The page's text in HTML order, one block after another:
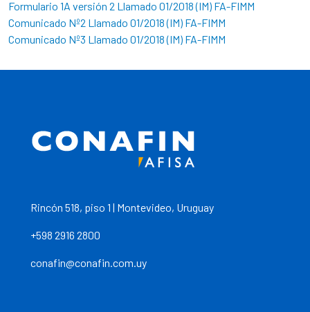
Formulario 1A versión 2 Llamado 01/2018 (IM) FA-FIMM
Comunicado Nº2 Llamado 01/2018 (IM) FA-FIMM
Comunicado Nº3 Llamado 01/2018 (IM) FA-FIMM
Rincón 518, piso 1 | Montevideo, Uruguay
+598 2916 2800
conafin@conafin.com.uy